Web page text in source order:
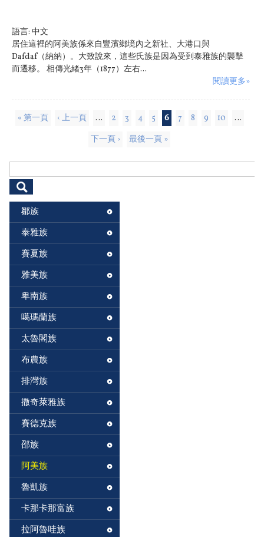
語言: 中文
居住這裡的阿美族係來自豐濱鄉境內之新社、大港口與
Dafdaf（納納）。大致說來，這些氏族是因為受到泰雅族的襲擊
而遷移。 相傳光緒3年（1877）左右...
閱讀更多»
頁面
« 第一頁 ‹ 上一頁 … 2 3 4 5 6 7 8 9 10
…
下一頁 ›
最後一頁 »
搜尋表單
鄒族
泰雅族
賽夏族
雅美族
卑南族
噶瑪蘭族
太魯閣族
布農族
排灣族
撒奇萊雅族
賽德克族
邵族
阿美族
魯凱族
卡那卡那富族
拉阿魯哇族